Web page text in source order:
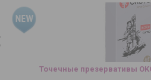
Точечные презервативы